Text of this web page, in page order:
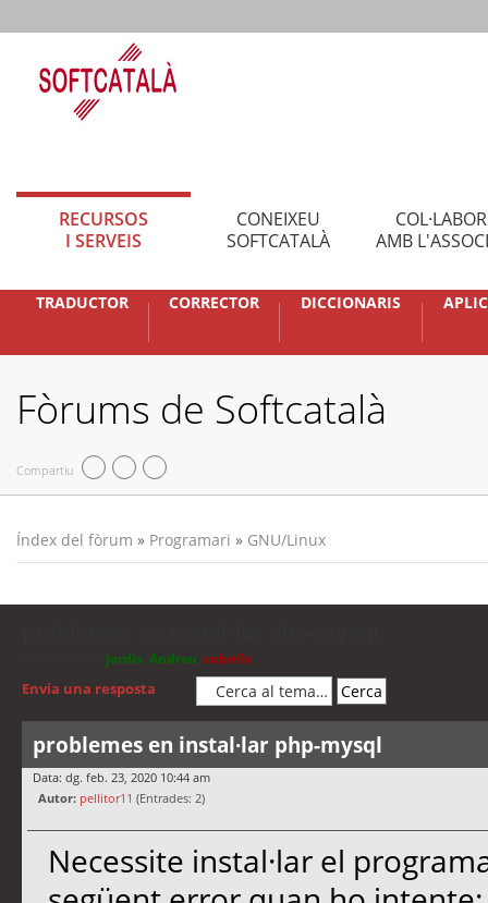
RECURSOS
I SERVEIS
CONEIXEU
SOFTCATALÀ
AMB
TRADUCTOR CORRECTOR DICCIONARIS
Fòrums de Softcatalà
Compartiu
Índex del fòrum » Programari » GNU/Linux
jordis Andreu cubells
Envia una resposta
problemes en instal·lar php-mysql
Data: dg. feb. 23, 2020 10:44 am
Autor: pellitor11 (Entrades: 2)
Necessite instal·lar el